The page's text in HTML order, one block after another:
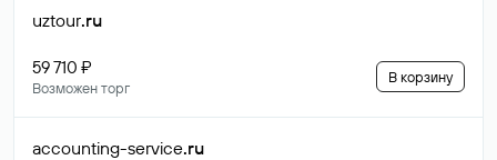
uztour.ru
59 710 ₽
Возможен торг
В корзину
accounting-service.ru